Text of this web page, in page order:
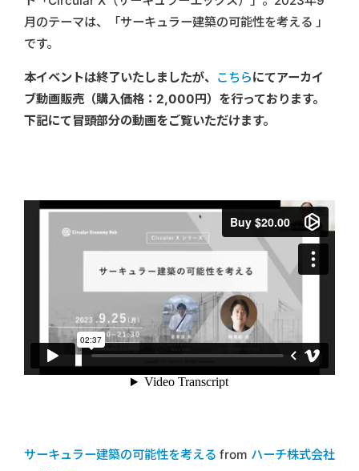
月のテーマは、「サーキュラー建築の可能性を考える 」
です。
本イベントは終了いたしましたが、 こちらにてアーカイ
ブ動画販売（購入価格：2,000円）を行っております。
下記にて冒頭部分の動画をご覧いただけます。
サーキュラー建築の可能性を考える from ハーチ株式会社